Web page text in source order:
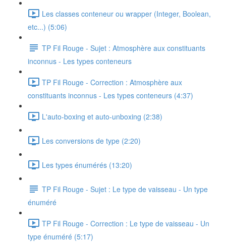
Les classes conteneur ou wrapper (Integer, Boolean,
etc...) (5:06)
TP Fil Rouge - Sujet : Atmosphère aux constituants
inconnus - Les types conteneurs
TP Fil Rouge - Correction : Atmosphère aux
constituants inconnus - Les types conteneurs (4:37)
L'auto-boxing et auto-unboxing (2:38)
Les conversions de type (2:20)
Les types énumérés (13:20)
TP Fil Rouge - Sujet : Le type de vaisseau - Un type
énuméré
TP Fil Rouge - Correction : Le type de vaisseau - Un
type énuméré (5:17)